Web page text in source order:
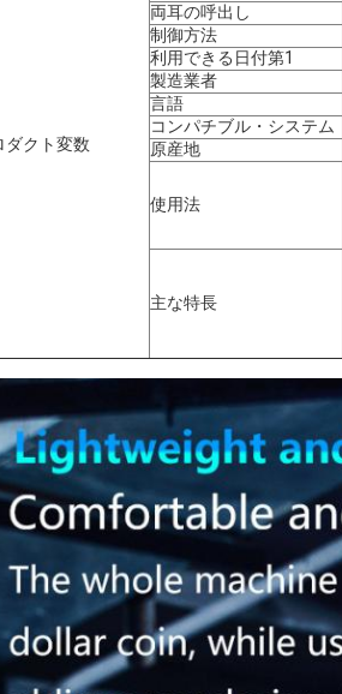
ダクト変数
両耳の呼出し
制御方法
利用できる日付第1
製造業者
言語
コンパチブル・システム
原産地
使用法
主な特長